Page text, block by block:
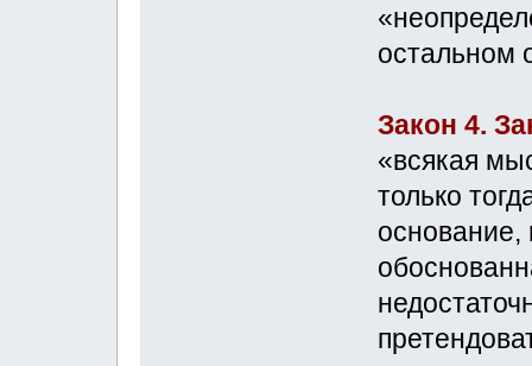
остальном
Закон 4.
«всякая
только